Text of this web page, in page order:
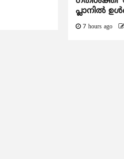
പ്ലാനിൽ
7 hours ago